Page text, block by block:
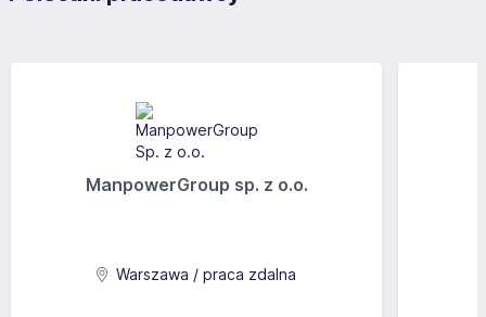
ManpowerGroup sp. z o.o.
Warszawa / praca zdalna